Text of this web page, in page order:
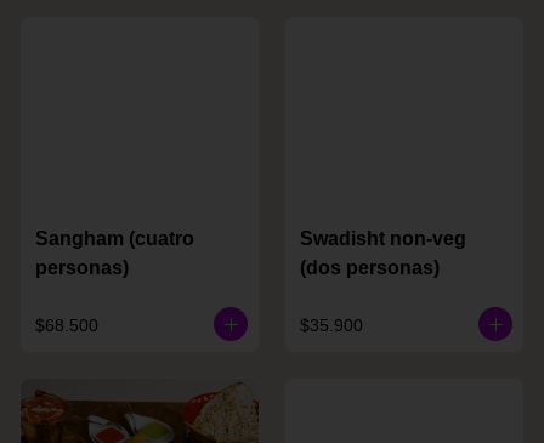
Sangham (cuatro
personas)
$68.500
Swadisht non-veg
(dos personas)
$35.900